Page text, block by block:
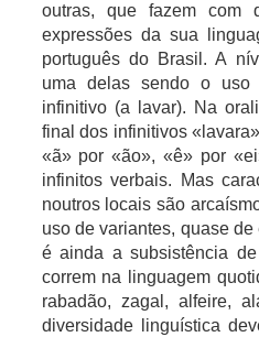
outras, que fazem com
expressões da sua
português do Brasil. A
uma delas sendo o uso
infinitivo (a lavar). Na
final dos infinitivos
«ã» por «ão», «ê» por
infinitos verbais. Mas
noutros locais são
uso de variantes, quase
é ainda a subsistência
correm na linguagem
rabadão, zagal, alfeire,
diversidade linguística